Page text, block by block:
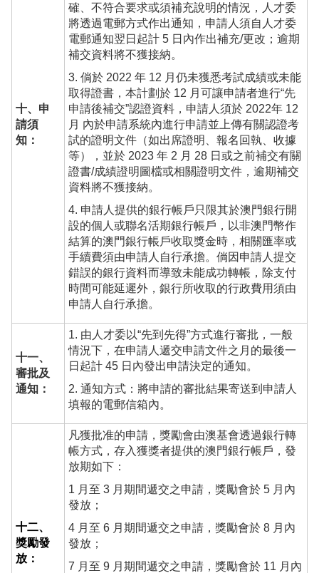
十、申
請須
知：
確、不符合要求或須補充說明的情況，人才委
將透過電郵方式作出通知，申請人須自人才委
電郵通知翌日起計 5 日內作出補充/更改；逾期
補交資料將不獲接納。
3. 倘於 2022 年 12 月仍未獲悉考試成績或未能
取得證書，本計劃於 12 月可讓申請者進行“先
申請後補交”認證資料，申請人須於 2022年 12
月 內於申請系統內進行申請並上傳有關認證考
試的證明文件（如出席證明、報名回執、收據
等），並於 2023 年 2 月 28 日或之前補交有關
證書/成績證明圖檔或相關證明文件，逾期補交
資料將不獲接納。
4. 申請人提供的銀行帳戶只限其於澳門銀行開
設的個人或聯名活期銀行帳戶，以非澳門幣作
結算的澳門銀行帳戶收取獎金時，相關匯率或
手續費須由申請人自行承擔。倘因申請人提交
錯誤的銀行資料而導致未能成功轉帳，除支付
時間可能延遲外，銀行所收取的行政費用須由
申請人自行承擔。
十一、
審批及
通知：
1. 由人才委以“先到先得”方式進行審批，一般
情況下，在申請人遞交申請文件之月的最後一
日起計 45 日內發出申請決定的通知。
2. 通知方式：將申請的審批結果寄送到申請人
填報的電郵信箱內。
十二、
獎勵發
放：
凡獲批准的申請，獎勵會由澳基會透過銀行轉
帳方式，存入獲獎者提供的澳門銀行帳戶，發
放期如下：
1 月至 3 月期間遞交之申請，獎勵會於 5 月內
發放；
4 月至 6 月期間遞交之申請，獎勵會於 8 月內
發放；
7 月至 9 月期間遞交之申請，獎勵會於 11 月內